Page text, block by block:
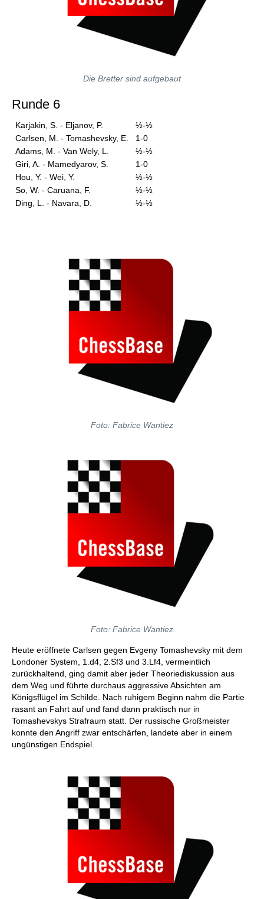
Die Bretter sind aufgebaut
Runde 6
Karjakin, S. - Eljanov, P.
½-½
Carlsen, M. - Tomashevsky, E.
1-0
Adams, M. - Van Wely, L.
½-½
Giri, A. - Mamedyarov, S.
1-0
Hou, Y. - Wei, Y.
½-½
So, W. - Caruana, F.
½-½
Ding, L. - Navara, D.
½-½
Foto: Fabrice Wantiez
Foto: Fabrice Wantiez
Heute eröffnete Carlsen gegen Evgeny Tomashevsky mit dem
Londoner System, 1.d4, 2.Sf3 und 3.Lf4, vermeintlich
zurückhaltend, ging damit aber jeder Theoriediskussion aus
dem Weg und führte durchaus aggressive Absichten am
Königsflügel im Schilde. Nach ruhigem Beginn nahm die Partie
rasant an Fahrt auf und fand dann praktisch nur in
Tomashevskys Strafraum statt. Der russische Großmeister
konnte den Angriff zwar entschärfen, landete aber in einem
ungünstigen Endspiel.